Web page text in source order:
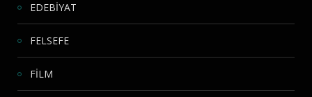
EDEBİYAT
FELSEFE
FİLM